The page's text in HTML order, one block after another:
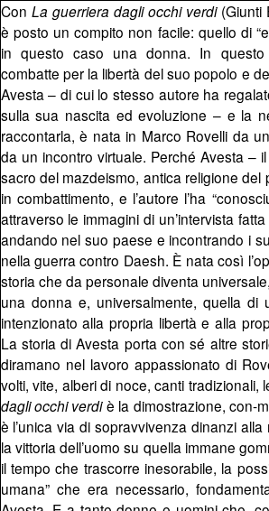
Con La guerriera dagli occhi verdi (Giunti
è posto un compito non facile: quello di
in questo caso una donna. In
combatte per la libertà del suo popolo e
Avesta – di cui lo stesso autore ha
sulla sua nascita ed evoluzione – e la
raccontarla, è nata in Marco Rovelli da
da un incontro virtuale. Perché Avesta –
sacro del mazdeismo, antica religione
in combattimento, e l’autore l’ha
attraverso le immagini di un’intervista
andando nel suo paese e incontrando i
nella guerra contro Daesh. È nata così
storia che da personale diventa
una donna e, universalmente, quella di
intenzionato alla propria libertà e alla
La storia di Avesta porta con sé altre
diramano nel lavoro appassionato di
volti, vite, alberi di noce, canti tradizionali,
dagli occhi verdi è la dimostrazione, con-
è l’unica via di sopravvivenza dinanzi
la vittoria dell’uomo su quella immane
il tempo che trascorre inesorabile, la
umana” che era necessario,